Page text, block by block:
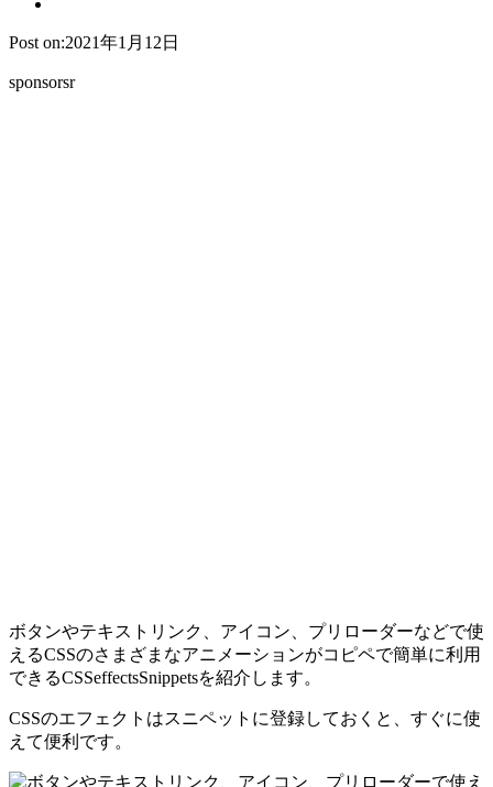
Post on:2021年1月12日
sponsorsr
ボタンやテキストリンク、アイコン、プリローダーなどで使
えるCSSのさまざまなアニメーションがコピペで簡単に利用
できるCSSeffectsSnippetsを紹介します。
CSSのエフェクトはスニペットに登録しておくと、すぐに使
えて便利です。